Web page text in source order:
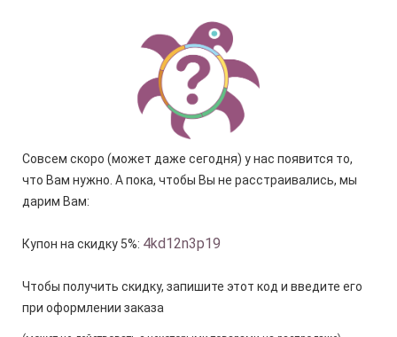
Совсем скоро (может даже сегодня) у нас появится то,
что Вам нужно. А пока, чтобы Вы не расстраивались, мы
дарим Вам:
Купон на скидку 5%: 4kd12n3p19
Чтобы получить скидку, запишите этот код и введите его
при оформлении заказа